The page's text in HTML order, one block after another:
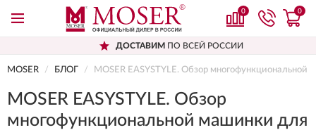
0 0
ДОСТАВИМПО ВСЕЙ РОССИИ
MOSER БЛОГ MOSER EASYSTYLE. Обзор
MOSER EASYSTYLE. Обзор
многофункциональной машинки для